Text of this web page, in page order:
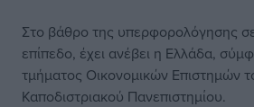
Στο βάθρο της υπερφορολόγησης
επίπεδο, έχει ανέβει η Ελλάδα,
τμήματος Οικονομικών Επιστημών
Καποδιστριακού Πανεπιστημίου.